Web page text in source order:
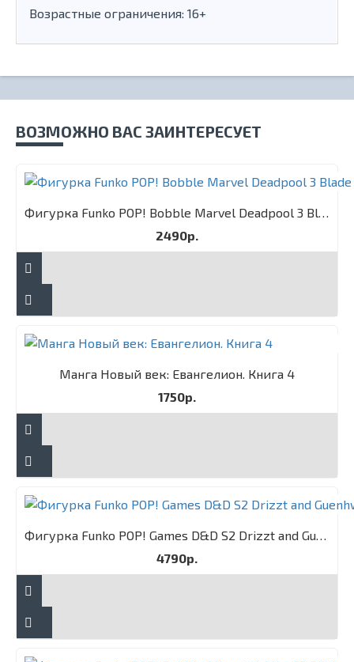
Возрастные ограничения: 16+
ВОЗМОЖНО ВАС ЗАИНТЕРЕСУЕТ
Фигурка Funko POP! Bobble Marvel Deadpool 3 Blade
2490р.
Манга Новый век: Евангелион. Книга 4
1750р.
Фигурка Funko POP! Games D&D S2 Drizzt and Guenhwyvar 2PK
4790р.